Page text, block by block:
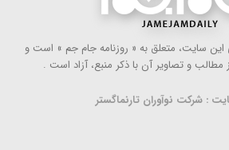
سایت، متعلق به « روزنامه جام جم » است و
مطالب و تصاویر آن با ذكر منبع، آزاد است .
: شرکت نوآوران تارنماگستر